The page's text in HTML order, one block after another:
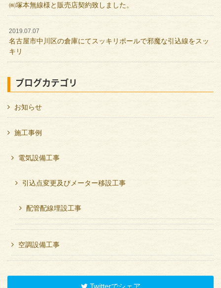
㈱塚本無線様と販売店契約致しました。
2019.07.07
名古屋市中川区の倉庫にてスッキリポールで邪魔な引込線をスッ
キリ
ブログカテゴリ
お知らせ
施工事例
電気設備工事
引込点変更及びメーター移設工事
配管配線埋設工事
空調設備工事
Twitterでシェア